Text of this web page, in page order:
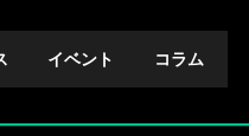
イベント コラム